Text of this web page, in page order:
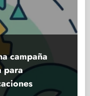
campaña
para